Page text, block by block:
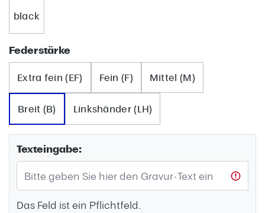
black
Federstärkeauswählen
Extra fein (EF) Fein (F) Mittel (M)
Breit (B) Linkshänder (LH)
Texteingabe:
Das Feld ist ein Pflichtfeld.